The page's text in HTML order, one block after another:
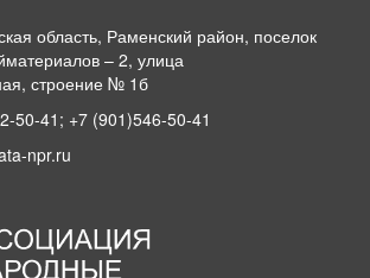
область, Раменский район, поселок
– 2, улица
строение № 1б
50-41; +7 (901)546-50-41
npr.ru